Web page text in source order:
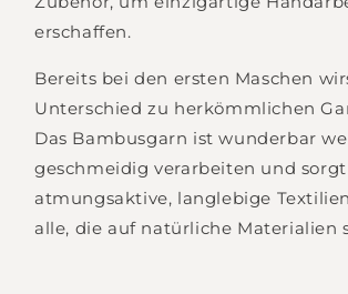
erschaffen.
Bereits bei den ersten Maschen
Unterschied zu herkömmlichen
Das Bambusgarn ist wunderbar
geschmeidig verarbeiten und
atmungsaktive, langlebige
alle, die auf natürliche Materialien